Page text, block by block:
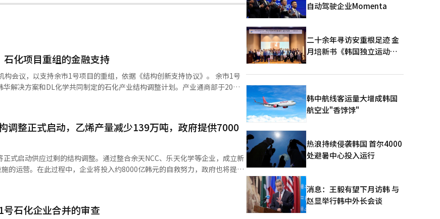
化项目重组的金融支持
议，以支持余市1号项目的重组，依据《结构创新支持协议》。 余市1号
解决方案和DL化学共同制定的石化产业结构调整计划。产业通商部于20日
了包括金融、税收、成本降低和研发（R&D）、地方经济及就业稳定支持等
基础化学业务将整合至余天NCC。整合后的法人将推进石脑油裂解设施
业务结构转型及财务结构改善。 乐天化学、DL化学和韩华解
人，集中各自的核心业务，提升以高附加值和环保为中心的先进化学业务结
了3.5亿美元的紧急进口信用证（L/C）额度支持。※ 本报道经人工智能
调整正式启动，乙烯产量减少139万吨，政府提供7000
式启动供应过剩的结构调整。通过整合余天NCC、乐天化学等企业，成立新
的运营。在此过程中，企业将投入约8000亿韩元的自救努力，政府也将提供
案、DL化学
础材料和下游业务整合为一个法人。乐天化学将对余州工厂的石脑油裂解设
石化企业合并的审查
自动驾驶企业Momenta
二十余年寻访安重根足迹 金
月培新书《韩国独立运动圣
版
韩中航线客运量大增成韩国
航空业"香饽饽"
热浪持续侵袭韩国 首尔4000
处避暑中心投入运行
消息：王毅有望下月访韩 与
赵显举行韩中外长会谈